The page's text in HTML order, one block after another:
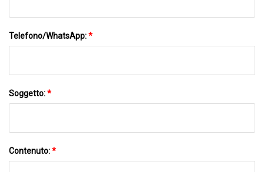
Telefono/WhatsApp:*
Soggetto:*
Contenuto:*